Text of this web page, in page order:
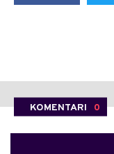
KOMENTARI 0